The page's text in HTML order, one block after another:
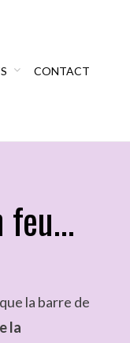
CONTACT
feu…
la barre de
la